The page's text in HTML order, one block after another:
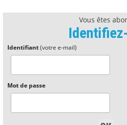
Vous êtes
Identifiant(votre e-mail)
Mot de passe